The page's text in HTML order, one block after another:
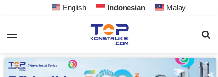
English Indonesian Malay